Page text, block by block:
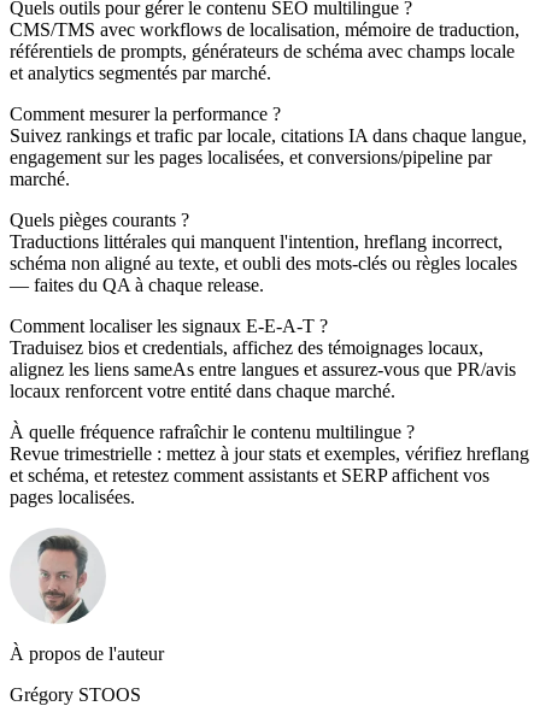
Quels outils pour gérer le contenu SEO multilingue ?
CMS/TMS avec workflows de localisation, mémoire de traduction,
référentiels de prompts, générateurs de schéma avec champs locale
et analytics segmentés par marché.
Comment mesurer la performance ?
Suivez rankings et trafic par locale, citations IA dans chaque langue,
engagement sur les pages localisées, et conversions/pipeline par
marché.
Quels pièges courants ?
Traductions littérales qui manquent l'intention, hreflang incorrect,
schéma non aligné au texte, et oubli des mots-clés ou règles locales
— faites du QA à chaque release.
Comment localiser les signaux E-E-A-T ?
Traduisez bios et credentials, affichez des témoignages locaux,
alignez les liens sameAs entre langues et assurez-vous que PR/avis
locaux renforcent votre entité dans chaque marché.
À quelle fréquence rafraîchir le contenu multilingue ?
Revue trimestrielle : mettez à jour stats et exemples, vérifiez hreflang
et schéma, et retestez comment assistants et SERP affichent vos
pages localisées.
À propos de l'auteur
Grégory STOOS